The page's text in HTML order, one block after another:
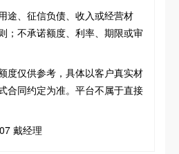
途、征信负债、收入或经营材
；不承诺额度、利率、期限或审
度仅供参考，具体以客户真实材
合同约定为准。平台不属于直接
戴经理